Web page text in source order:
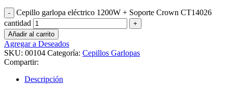
Cepillo garlopa eléctrico 1200W + Soporte Crown CT14026
cantidad
Añadir al carrito
Agregar a Deseados
SKU: 00104 Categoría: Cepillos Garlopas
Compartir:
Descripción